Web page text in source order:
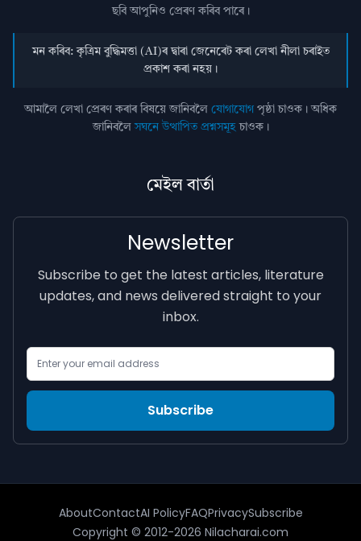
ছবি আপুনিও প্রেৰণ কৰিব পাৰে।
মন কৰিব: কৃত্ৰিম বুদ্ধিমত্তা (AI)ৰ দ্বাৰা জেনেৰেট কৰা লেখা নীলা চৰাইত
প্ৰকাশ কৰা নহয়।
আমালৈ লেখা প্ৰেৰণ কৰাৰ বিষয়ে জানিবলৈ যোগাযোগ পৃষ্ঠা চাওক। অধিক
জানিবলৈসঘনে উত্থাপিত প্ৰশ্নসমূহচাওক।
মেইল বাৰ্তা
Newsletter
Subscribe to get the latest articles, literature
updates, and news delivered straight to your
inbox.
Subscribe
AboutContactAI PolicyFAQPrivacySubscribe
Copyright © 2012-2026 Nilacharai.com